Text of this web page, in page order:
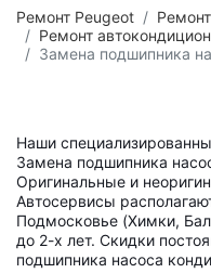
Ремонт Peugeot
Ремонт
Замена подшипника
Наши
Замена подшипника
Оригинальные и
Автосервисы
Подмосковье (Химки,
до 2-х лет. Скидки
подшипника насоса